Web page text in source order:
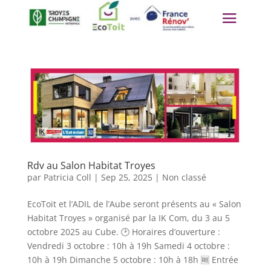
Rdv au Salon Habitat Troyes
par Patricia Coll | Sep 25, 2025| Non classé
EcoToit et l’ADIL de l’Aube seront présents au « Salon
Habitat Troyes » organisé par la IK Com, du 3 au 5
octobre 2025 au Cube. 🕑 Horaires d’ouverture :
Vendredi 3 octobre : 10h à 19h Samedi 4 octobre :
10h à 19h Dimanche 5 octobre : 10h à 18h 🆓 Entrée
Panneau de gestion des cookies